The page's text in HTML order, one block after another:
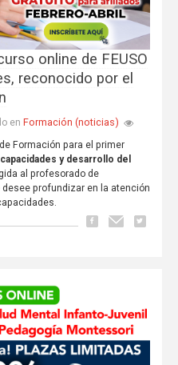
online de FEUSO
reconocido por el
en Formación (noticias)
Formación para el primer
y desarrollo del
al profesorado de
profundizar en la atención